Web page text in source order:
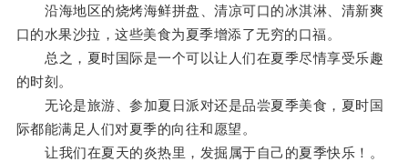
沿海地区的烧烤海鲜拼盘、清凉可口的冰淇淋、清新爽
口的水果沙拉，这些美食为夏季增添了无穷的口福。
总之，夏时国际是一个可以让人们在夏季尽情享受乐趣
的时刻。
无论是旅游、参加夏日派对还是品尝夏季美食，夏时国
际都能满足人们对夏季的向往和愿望。
让我们在夏天的炎热里，发掘属于自己的夏季快乐！。